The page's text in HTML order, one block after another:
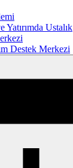
Yatırımda Ustalık
Destek Merkezi